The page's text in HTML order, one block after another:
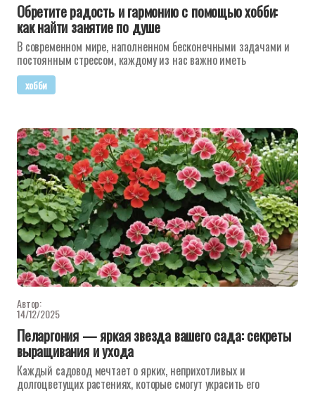
Обретите радость и гармонию с помощью хобби:
как найти занятие по душе
В современном мире, наполненном бесконечными задачами и
постоянным стрессом, каждому из нас важно иметь
хобби
Автор:
14/12/2025
Пеларгония — яркая звезда вашего сада: секреты
выращивания и ухода
Каждый садовод мечтает о ярких, неприхотливых и
долгоцветущих растениях, которые смогут украсить его